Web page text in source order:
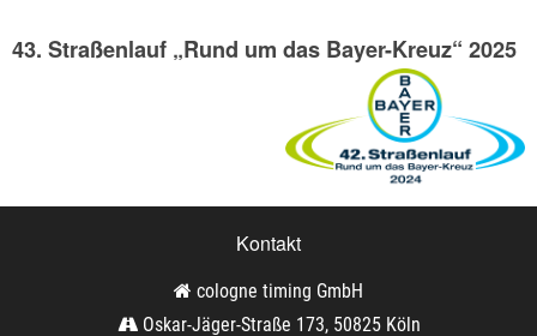
43. Straßenlauf „Rund um das Bayer-Kreuz“ 2025
Kontakt
cologne timing GmbH
Oskar-Jäger-Straße 173, 50825 Köln